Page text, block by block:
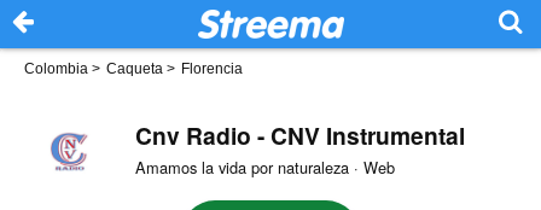
Colombia > Caqueta > Florencia
Cnv Radio - CNV Instrumental
Amamos la vida por naturaleza · Web